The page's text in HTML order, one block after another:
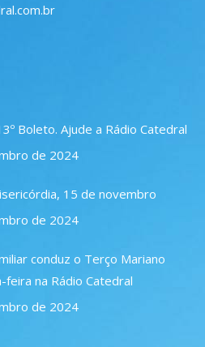
Boleto. Ajude a Rádio Catedral
de 2024
15 de novembro
de 2024
conduz o Terço Mariano
na Rádio Catedral
de 2024